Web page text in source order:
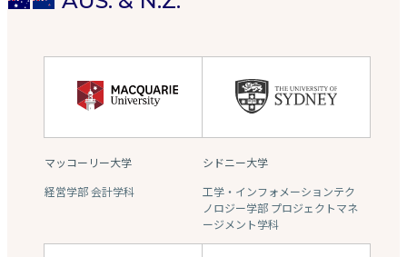
マッコーリー大学
経営学部 会計学科
シドニー大学
工学・インフォメーションテク
ノロジー学部 プロジェクトマネ
ージメント学科